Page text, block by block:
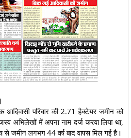
आदिवासी परिवार की 2.71 हैक्टेयर जमीन को
अभिलेखों में अपना नाम दर्ज करवा लिया था,
से जमीन लगभग 44 वर्ष बाद वापस मिल गई है।